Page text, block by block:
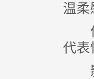
温柔
作
代表
影